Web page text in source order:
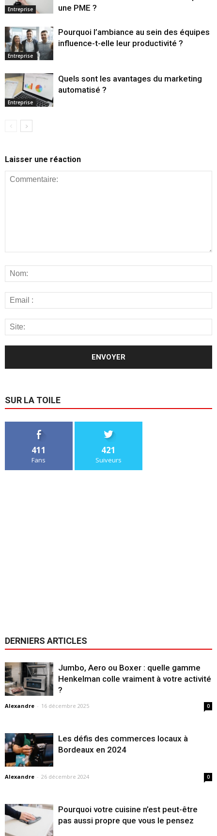
Entreprise
une PME ?
Entreprise
Pourquoi l’ambiance au sein des équipes
influence-t-elle leur productivité ?
Entreprise
Quels sont les avantages du marketing
automatisé ?
Laisser une réaction
SUR LA TOILE
411
Fans
421
Suiveurs
DERNIERS ARTICLES
Jumbo, Aero ou Boxer : quelle gamme
Henkelman colle vraiment à votre activité
?
Alexandre - 16 décembre 2025 0
Les défis des commerces locaux à
Bordeaux en 2024
Alexandre - 26 décembre 2024 0
Pourquoi votre cuisine n’est peut-être
pas aussi propre que vous le pensez